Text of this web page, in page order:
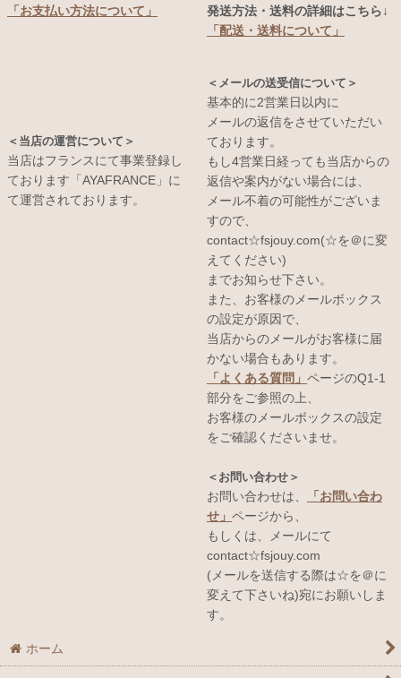
「お支払い方法について」
＜当店の運営について＞
当店はフランスにて事業登録し
ております「AYAFRANCE」に
て運営されております。
発送方法・送料の詳細はこちら↓
「配送・送料について」
＜メールの送受信について＞
基本的に2営業日以内に
メールの返信をさせていただい
ております。
もし4営業日経っても当店からの
返信や案内がない場合には、
メール不着の可能性がございま
すので、
contact☆fsjouy.com(☆を＠に変
えてください)
までお知らせ下さい。
また、お客様のメールボックス
の設定が原因で、
当店からのメールがお客様に届
かない場合もあります。
「よくある質問」 ページのQ1-1
部分をご参照の上、
お客様のメールボックスの設定
をご確認くださいませ。
＜お問い合わせ＞
お問い合わせは、
「お問い合わ
せ」 ページから、
もしくは、メールにて
contact☆fsjouy.com
(メールを送信する際は☆を＠に
変えて下さいね)宛にお願いしま
す。
ホーム